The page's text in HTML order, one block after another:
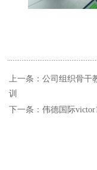
上一条：公司组织骨干
训
下一条：伟德国际